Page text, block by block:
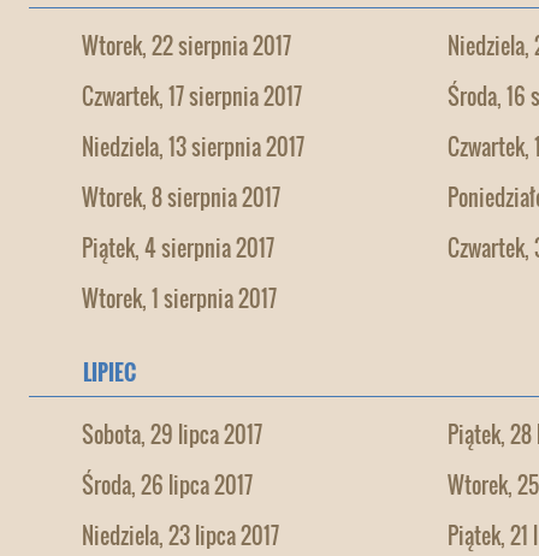
Wtorek, 22 sierpnia 2017
Niedziela,
Czwartek, 17 sierpnia 2017
Środa, 16
Niedziela, 13 sierpnia 2017
Czwartek,
Wtorek, 8 sierpnia 2017
Piątek, 4 sierpnia 2017
Czwartek,
Wtorek, 1 sierpnia 2017
LIPIEC
Sobota, 29 lipca 2017
Piątek, 28
Środa, 26 lipca 2017
Wtorek,
Niedziela, 23 lipca 2017
Piątek, 21